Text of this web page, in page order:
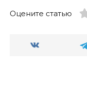
Оцените статью